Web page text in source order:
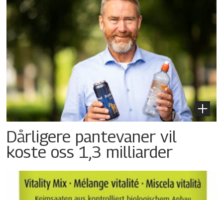
Dårligere pantevaner vil
koste oss 1,3 milliarder